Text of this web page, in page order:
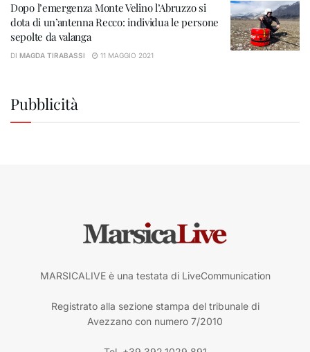
Dopo l’emergenza Monte Velino l’Abruzzo si
dota di un’antenna Recco: individua le persone
sepolte da valanga
DI MAGDA TIRABASSI 11 MAGGIO 2021
Pubblicità
MARSICALIVE è una testata di LiveCommunication
Registrato alla sezione stampa del tribunale di
Avezzano con numero 7/2010